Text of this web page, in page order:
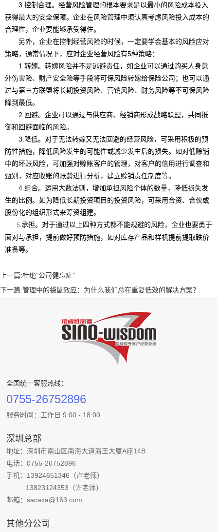
3. 控制合理。经营风险管理的根本要求是以最小的风险成本投入
获得最大的安全保障。企业在风险管理中须认真考虑风险投入成本的
合理性，企业要能够承受得住。
另外，企业在控制经营风险的时候，一定要学会基本的风险应对
策略，通常情况下，应对企业经营风险有5种策略：
1. 转嫁。转嫁风险并不是逃避责任，如企业可以通过购买人身意
外伤害险、财产安全险等手段将可保风险转嫁给保险公司；也可以通
过与第三方联盟将长期投资风险、营销风险、财务风险等不可保风险
降到最低。
2. 回避。企业可以通过与供应商、经销商形成战略联盟，共同抵
御和回避面临的风险。
3. 降低。对于无法转嫁又无法回避的经营风险，可采用积极的预
防性措施，降低风险发生的可能性或减少发生后的损失。如对低赊销
中的坏账风险，可加强对赊账客户的管理，对客户的信用进行调查和
甄别，对应收账的账龄进行分析，建立赊销责任制度等。
4. 组合。运用大数法则，增加承担风险个体的数量，降低损失发
生的比例。如为降低长期投资项目的投资风险，可采用合资、合伙或
股份化的组织形式来筹资组建。
5. 承担。对于通过以上四种方式都不能规避的风险，企业也要勇于
面对与承担，提前做好预防措施，如对库存产品和样机提前提取跌价
准备等。
上一篇:杜绝“公司健忘症”
下一篇:管理中的袋鼠效应：为什么我们总在重复低效的解决方案？
全国统一客服热线：
0755-26752896
服务时间：工作日 9:00 - 18:00
深圳总部
地址：深圳市南山区南海大道海王大厦A座14B
电话：0755-26752896
手机：13924651346（卢老师）
13823124353（许老师）
邮箱：sacaxa@163.com
其他分公司